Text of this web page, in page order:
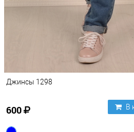
Джинсы 1298
600 В